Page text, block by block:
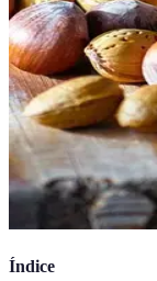
Índice